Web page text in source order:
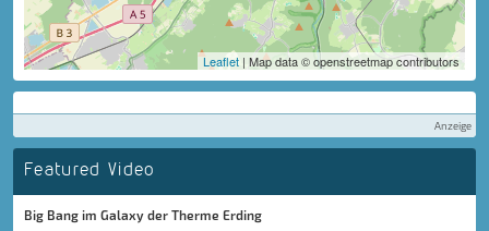
Leaflet | Map data © openstreetmap contributors
Anzeige
Featured Video
Big Bang im Galaxy der Therme Erding